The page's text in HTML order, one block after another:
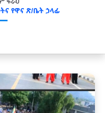
የዋና ጽ/ቤት ኃላፊ